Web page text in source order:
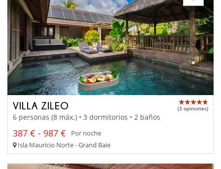
VILLA ZILEO (3 opiniones)
6 personas (8 máx.) • 3 dormitorios • 2 baños
387 € - 987 €
Por noche
Isla Mauricio Norte - Grand Baie